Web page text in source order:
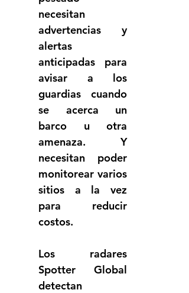
necesitan
advertencias y
alertas
anticipadas para
avisar a los
guardias cuando
se acerca un
barco u otra
amenaza. Y
necesitan poder
monitorear varios
sitios a la vez
para reducir
costos.
Los radares
Spotter Global
detectan